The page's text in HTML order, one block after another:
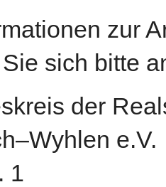
zur
sich bitte
der
e.V.
1